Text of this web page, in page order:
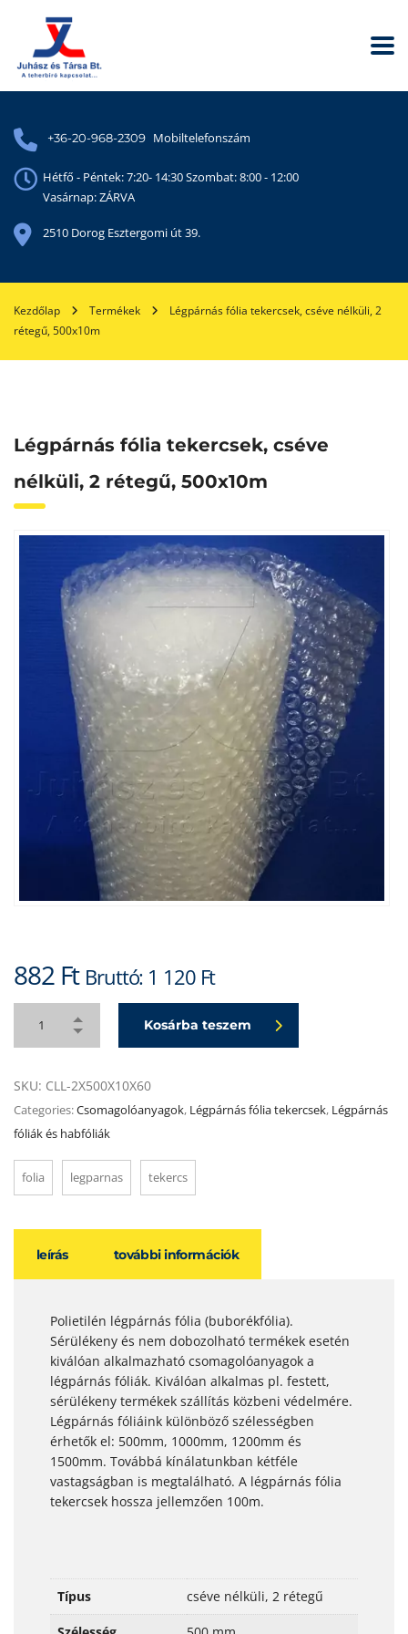
+36-20-968-2309 Mobiltelefonszám
Hétfő - Péntek: 7:20- 14:30 Szombat: 8:00 - 12:00
Vasárnap: ZÁRVA
2510 Dorog Esztergomi út 39.
Kezdőlap Termékek
Légpárnás fólia tekercsek, cséve nélküli, 2
rétegű, 500x10m
Légpárnás fólia tekercsek, cséve
nélküli, 2 rétegű, 500x10m
882 Ft Bruttó: 1 120 Ft
Kosárba teszem
SKU: CLL-2X500X10X60
Categories:Csomagolóanyagok, Légpárnás fólia tekercsek, Légpárnás
fóliák és habfóliák
folia legparnas tekercs
leírás további információk
Polietilén légpárnás fólia (buborékfólia).
Sérülékeny és nem dobozolható termékek esetén
kiválóan alkalmazható csomagolóanyagok a
légpárnás fóliák. Kiválóan alkalmas pl. festett,
sérülékeny termékek szállítás közbeni védelmére.
Légpárnás fóliáink különböző szélességben
érhetők el: 500mm, 1000mm, 1200mm és
1500mm. Továbbá kínálatunkban kétféle
vastagságban is megtalálható. A légpárnás fólia
tekercsek hossza jellemzően 100m.
Típus cséve nélküli, 2 rétegű